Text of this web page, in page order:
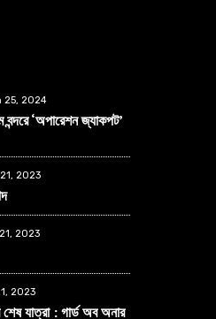
25, 2024
‘অপারেশন জ্যাকপট’
2023
2023
2023
যাত্রা : গার্ড অব অনার